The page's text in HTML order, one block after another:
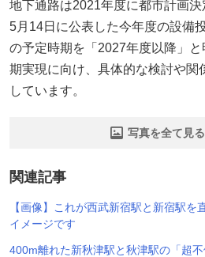
地下通路は2021年度に都市計画
5月14日に公表した今年度の設備
の予定時期を「2027年度以降」
期実現に向け、具体的な検討や関
しています。
写真を全て見る
関連記事
【画像】これが西武新宿駅と新宿駅
イメージです
400m離れた新秋津駅と秋津駅の「超